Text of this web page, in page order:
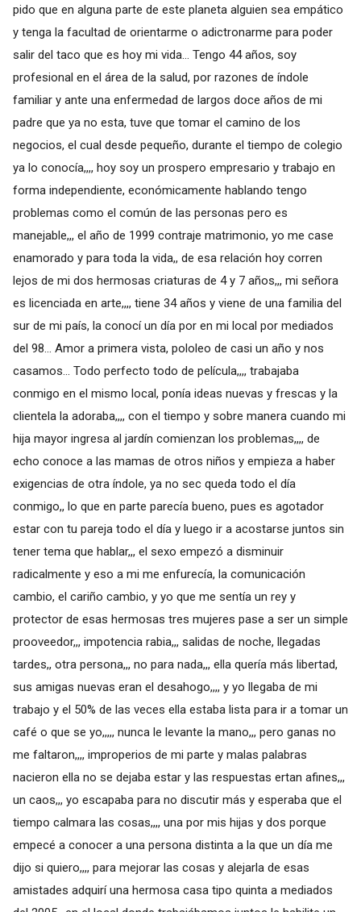
pido que en alguna parte de este planeta alguien sea empático
y tenga la facultad de orientarme o adictronarme para poder
salir del taco que es hoy mi vida... Tengo 44 años, soy
profesional en el área de la salud, por razones de índole
familiar y ante una enfermedad de largos doce años de mi
padre que ya no esta, tuve que tomar el camino de los
negocios, el cual desde pequeño, durante el tiempo de colegio
ya lo conocía,,,, hoy soy un prospero empresario y trabajo en
forma independiente, económicamente hablando tengo
problemas como el común de las personas pero es
manejable,,, el año de 1999 contraje matrimonio, yo me case
enamorado y para toda la vida,, de esa relación hoy corren
lejos de mi dos hermosas criaturas de 4 y 7 años,,, mi señora
es licenciada en arte,,,, tiene 34 años y viene de una familia del
sur de mi país, la conocí un día por en mi local por mediados
del 98... Amor a primera vista, pololeo de casi un año y nos
casamos... Todo perfecto todo de película,,,, trabajaba
conmigo en el mismo local, ponía ideas nuevas y frescas y la
clientela la adoraba,,,, con el tiempo y sobre manera cuando mi
hija mayor ingresa al jardín comienzan los problemas,,,, de
echo conoce a las mamas de otros niños y empieza a haber
exigencias de otra índole, ya no sec queda todo el día
conmigo,, lo que en parte parecía bueno, pues es agotador
estar con tu pareja todo el día y luego ir a acostarse juntos sin
tener tema que hablar,,, el sexo empezó a disminuir
radicalmente y eso a mi me enfurecía, la comunicación
cambio, el cariño cambio, y yo que me sentía un rey y
protector de esas hermosas tres mujeres pase a ser un simple
prooveedor,,, impotencia rabia,,, salidas de noche, llegadas
tardes,, otra persona,,, no para nada,,, ella quería más libertad,
sus amigas nuevas eran el desahogo,,,, y yo llegaba de mi
trabajo y el 50% de las veces ella estaba lista para ir a tomar un
café o que se yo,,,,, nunca le levante la mano,,, pero ganas no
me faltaron,,,, improperios de mi parte y malas palabras
nacieron ella no se dejaba estar y las respuestas ertan afines,,,
un caos,,, yo escapaba para no discutir más y esperaba que el
tiempo calmara las cosas,,,, una por mis hijas y dos porque
empecé a conocer a una persona distinta a la que un día me
dijo si quiero,,,, para mejorar las cosas y alejarla de esas
amistades adquirí una hermosa casa tipo quinta a mediados